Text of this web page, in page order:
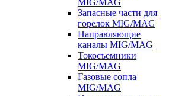
MIG/MAG
Запасные части для
горелок MIG/MAG
Направляющие
каналы MIG/MAG
Токосъемники
MIG/MAG
Газовые сопла
MIG/MAG